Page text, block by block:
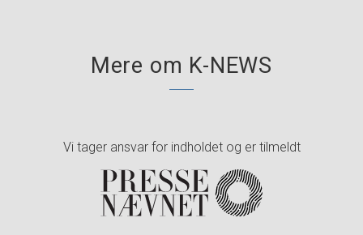
Mere om K-NEWS
Vi tager ansvar for indholdet og er tilmeldt